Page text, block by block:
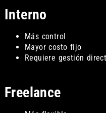
Interno
Más control
Mayor costo fijo
Requiere gestión
Freelance